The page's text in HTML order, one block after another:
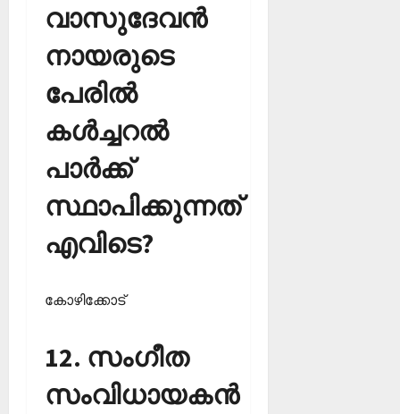
വാസുദേവന്‍
നായരുടെ
പേരില്‍
കള്‍ച്ചറല്‍
പാര്‍ക്ക്
സ്ഥാപിക്കുന്നത്
എവിടെ?
കോഴിക്കോട്‌
12. സംഗീത
സംവിധായകന്‍